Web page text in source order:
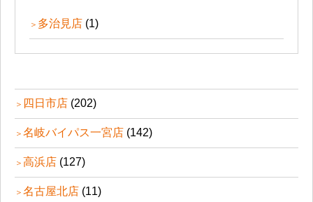
多治見店 (1)
四日市店 (202)
名岐バイパス一宮店 (142)
高浜店 (127)
名古屋北店 (11)